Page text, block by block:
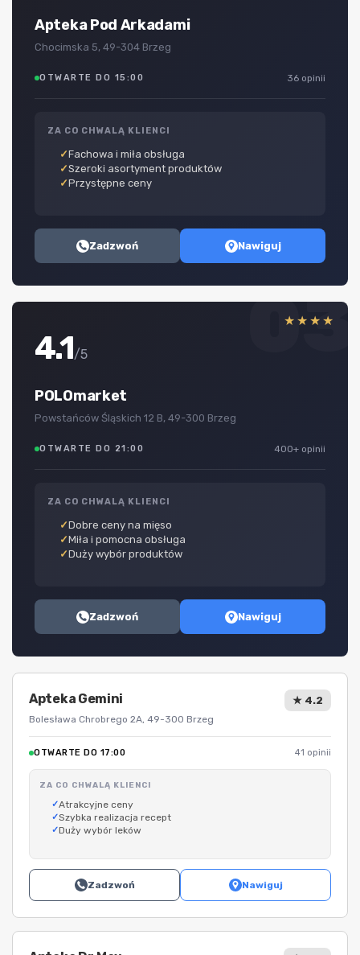
Apteka Pod Arkadami
Chocimska 5, 49-304 Brzeg
OTWARTE DO 15:00 36 opinii
ZA CO CHWALĄ KLIENCI
Fachowa i miła obsługa
Szeroki asortyment produktów
Przystępne ceny
Zadzwoń Nawiguj
03
★★★★
4.1/5
POLOmarket
Powstańców Śląskich 12 B, 49-300 Brzeg
OTWARTE DO 21:00 400+ opinii
ZA CO CHWALĄ KLIENCI
Dobre ceny na mięso
Miła i pomocna obsługa
Duży wybór produktów
Zadzwoń Nawiguj
Apteka Gemini
Bolesława Chrobrego 2A, 49-300 Brzeg
★ 4.2
OTWARTE DO 17:00 41 opinii
ZA CO CHWALĄ KLIENCI
Atrakcyjne ceny
Szybka realizacja recept
Duży wybór leków
Zadzwoń Nawiguj